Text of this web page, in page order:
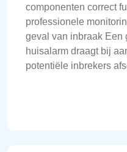
componenten correct
professionele
geval van inbraak Een
huisalarm draagt bij
potentiële inbrekers